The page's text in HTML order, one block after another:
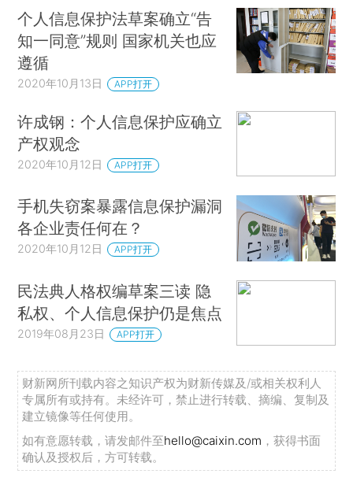
个人信息保护法草案确立“告
知一同意”规则 国家机关也应
遵循
2020年10月13日 APP打开
许成钢：个人信息保护应确立
产权观念
2020年10月12日 APP打开
手机失窃案暴露信息保护漏洞
各企业责任何在？
2020年10月12日 APP打开
民法典人格权编草案三读 隐
私权、个人信息保护仍是焦点
2019年08月23日 APP打开
财新网所刊载内容之知识产权为财新传媒及/或相关权利人
专属所有或持有。未经许可，禁止进行转载、摘编、复制及
建立镜像等任何使用。
如有意愿转载，请发邮件至hello@caixin.com ，获得书面
确认及授权后，方可转载。